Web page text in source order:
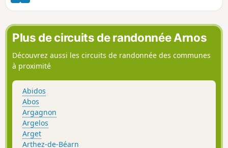
Plus de circuits de randonnée Arnos
Découvrez aussi les circuits de randonnée des communes
à proximité
Abidos
Abos
Argagnon
Argelos
Arget
Arthez-de-Béarn